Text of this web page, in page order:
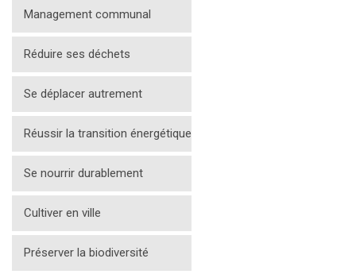
Management communal
Réduire ses déchets
Se déplacer autrement
Réussir la transition énergétique
Se nourrir durablement
Cultiver en ville
Préserver la biodiversité